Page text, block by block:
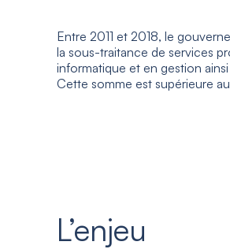
Entre 2011 et 2018, le
la sous-traitance de services
informatique et en gestion
Cette somme est supérieure
L’enjeu